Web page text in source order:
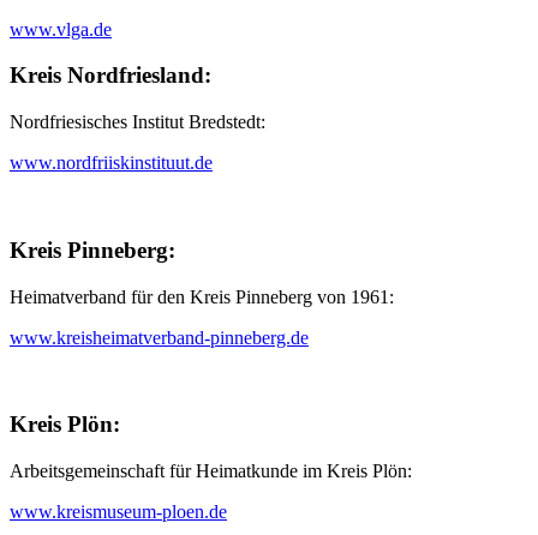
www.vlga.de
Kreis Nordfriesland:
Nordfriesisches Institut Bredstedt:
www.nordfriiskinstituut.de
Kreis Pinneberg:
Heimatverband für den Kreis Pinneberg von 1961:
www.kreisheimatverband-pinneberg.de
Kreis Plön:
Arbeitsgemeinschaft für Heimatkunde im Kreis Plön:
www.kreismuseum-ploen.de